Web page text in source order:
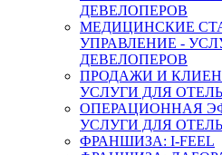
ДЕВЕЛОПЕРОВ
МЕДИЦИНСКИЕ
УПРАВЛЕНИЕ -
ДЕВЕЛОПЕРОВ
ПРОДАЖИ И
УСЛУГИ ДЛЯ
ОПЕРАЦИОННАЯ
УСЛУГИ ДЛЯ
ФРАНШИЗА: I-FEEL